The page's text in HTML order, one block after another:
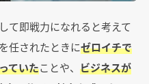
て即戦力になれると考えて
任されたときにゼロイチで
ていたことや、 ビジネスが